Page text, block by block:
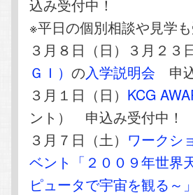
込み受付中！
※平日の個別相談や見学
３月８日（日）３月２３
ＧＩ）の入学説明会 申
３月１日（日） KCG
ント） 申込み受付中！
３月７日（土） ワークシ
ベント「２００９年世
ピュータで宇宙を観る～」